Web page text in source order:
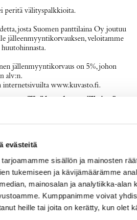
evästeitä
sisällön ja mainosten
tukemiseen ja kävijämäärämme
mainosalan ja analytiikka-alan
Kumppanimme voivat
heille tai joita on kerätty, kun olet
peritä välityspalkkioita.
josta Suomen panttilaina Oy joutuu
jälleenmyyntikorvauksen, veloitamme
jällenmyyntikorvaus on 5%, johon
alv:n.
internetsivuilta www.kuvasto.fi.
asti
asti
euroon asti (Huom! max 2kg/lähetys)